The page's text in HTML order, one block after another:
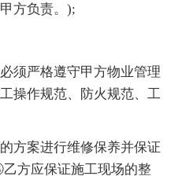
方负责。);
须严格遵守甲方物业管理
操作规范、防火规范、工
方案进行维修保养并保证
方应保证施工现场的整